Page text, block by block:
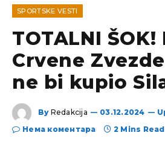
SPORTSKE VESTI
TOTALNI
Crvene
ne bi kupio
By Redakcija 03.12.2024
Нема коментара
2 Mins Read